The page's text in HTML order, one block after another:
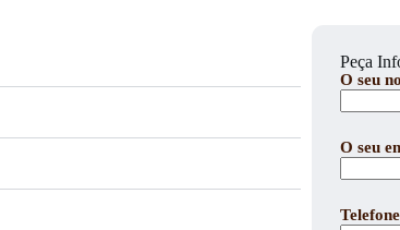
Peça
O seu
O seu